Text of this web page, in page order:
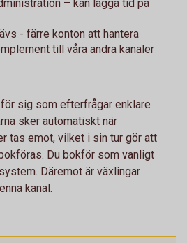
– kan lägga tid på
- färre konton att hantera
till våra andra kanaler
för sig som efterfrågar enklare
sker automatiskt när
tas emot, vilket i sin tur gör att
Du bokför som vanligt
Däremot är växlingar
kanal.